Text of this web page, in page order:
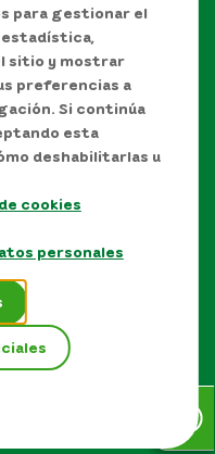
para gestionar el
sitio y mostrar
preferencias a
Si continúa
esta
deshabilitarlas u
cookies
personales
o autorización de
personales
2026